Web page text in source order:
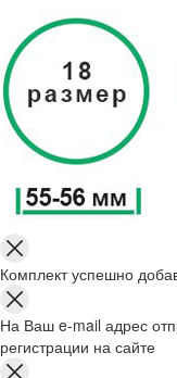
Комплект успешно
На Ваш e-mail адрес
регистрации на сайте